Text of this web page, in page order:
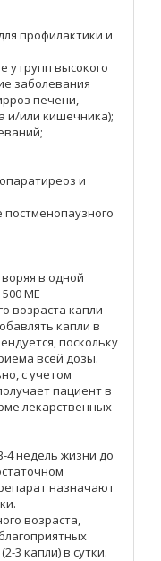
профилактики и
у групп высокого
заболевания
печени,
и/или кишечника);
и
в одной
МЕ
возраста капли
капли в
поскольку
всей дозы.
с учетом
пациент в
лекарственных
недель жизни до
назначают
возраста,
3 капли) в сутки.